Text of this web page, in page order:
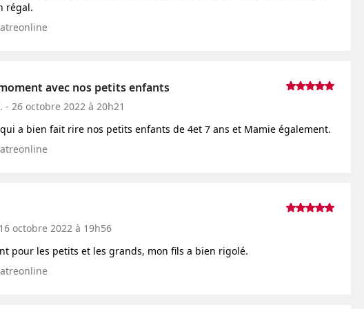
régal.
avec nos petits enfants
- 26 octobre 2022 à 20h21
a bien fait rire nos petits enfants de 4et 7 ans et Mamie également.
octobre 2022 à 19h56
pour les petits et les grands, mon fils a bien rigolé.